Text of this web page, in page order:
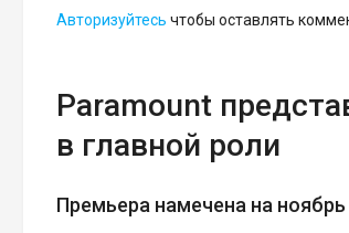
Авторизуйтесь чтобы оставлять
Paramount
в главной роли
Премьера намечена на ноябрь